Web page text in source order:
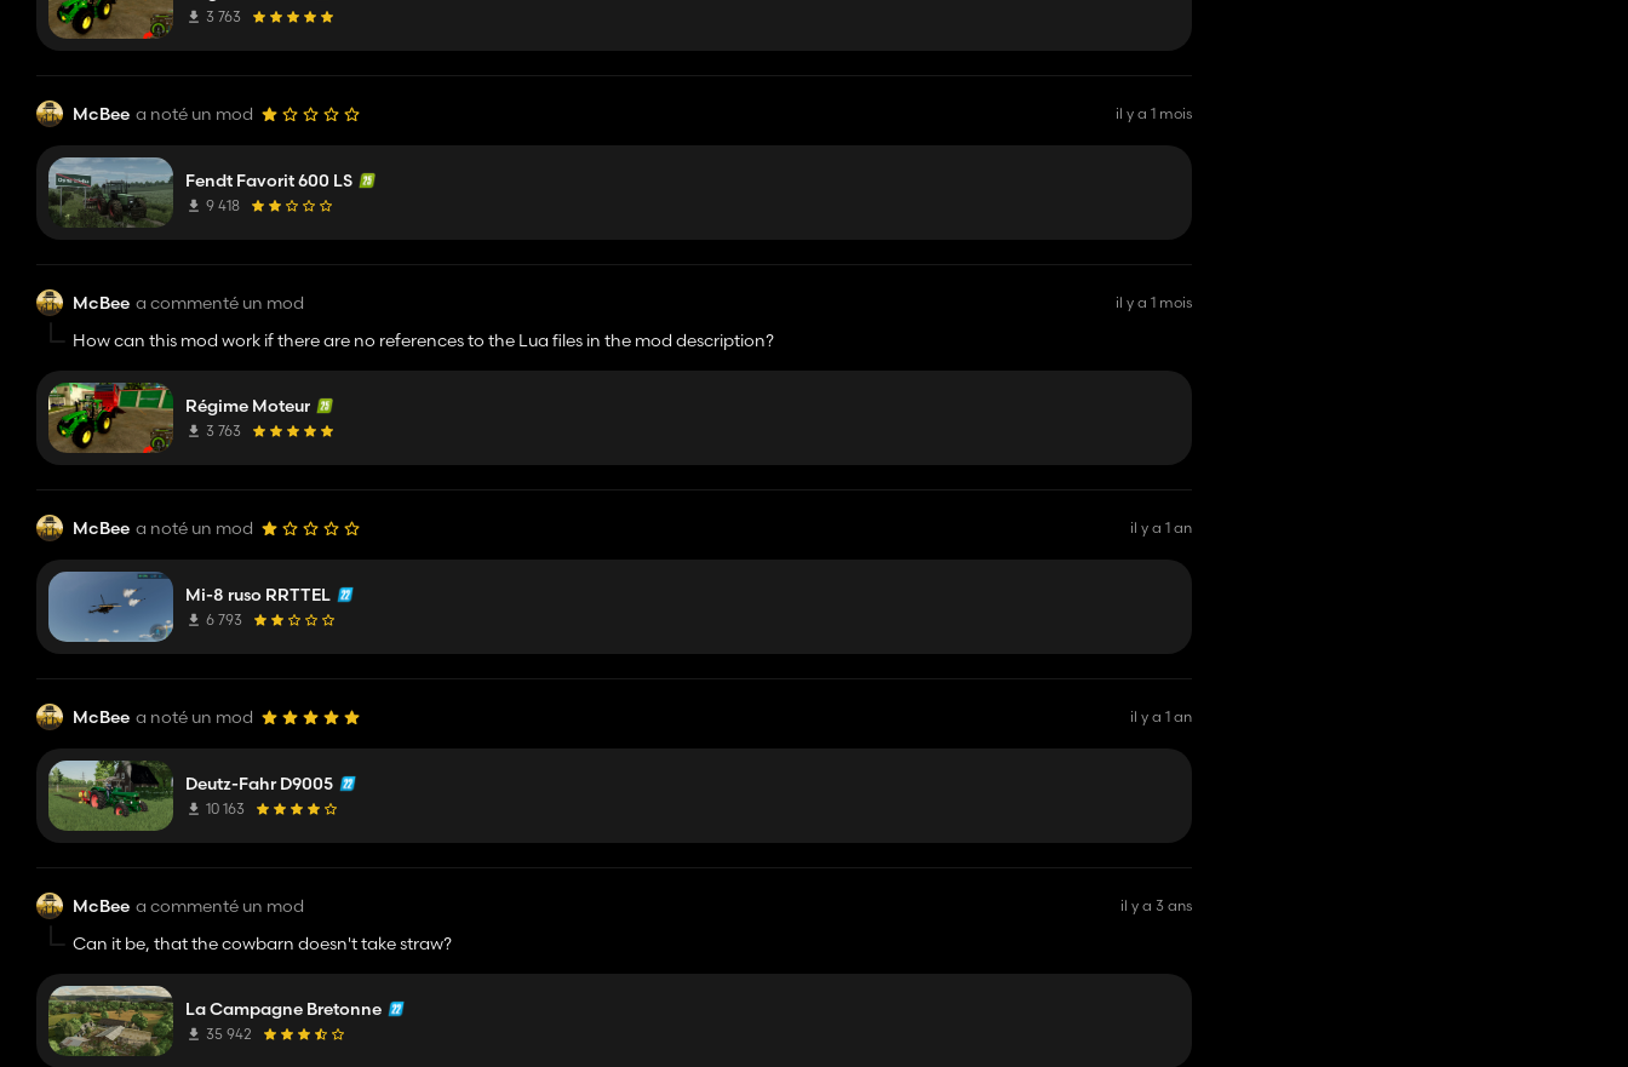
3 763
McBee a noté un mod il y a 1 mois
Fendt Favorit 600 LS
9 418
McBee a commenté un mod il y a 1 mois
How can this mod work if there are no references to the Lua files in the mod description?
Régime Moteur
3 763
McBee a noté un mod il y a 1 an
Mi-8 ruso RRTTEL
6 793
McBee a noté un mod il y a 1 an
Deutz-Fahr D9005
10 163
McBee a commenté un mod il y a 3 ans
Can it be, that the cowbarn doesn't take straw?
La Campagne Bretonne
35 942